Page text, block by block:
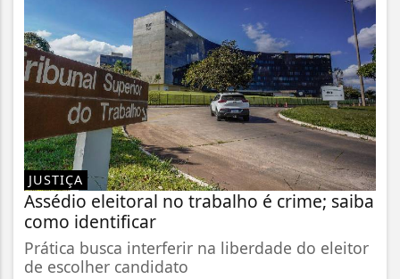
JUSTIÇA
Assédio eleitoral no trabalho é crime; saiba
como identificar
Prática busca interferir na liberdade do eleitor
de escolher candidato